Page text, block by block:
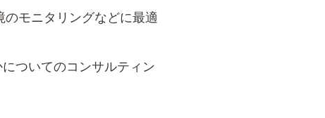
モニタリングなどに最適
ついてのコンサルティン